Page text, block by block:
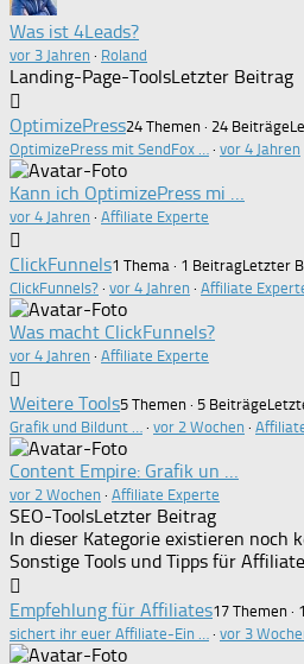
Was ist 4Leads?
vor 3 Jahren · Roland
Landing-Page-ToolsLetzter Beitrag
OptimizePress24 Themen · 24 Beiträge
OptimizePress mit SendFox …
· vor 4 Jahren
Kann ich OptimizePress mi …
vor 4 Jahren · Affiliate Experte
ClickFunnels1 Thema · 1 BeitragLetzter
ClickFunnels? · vor 4 Jahren · Affiliate
Was macht ClickFunnels?
vor 4 Jahren · Affiliate Experte
Weitere Tools5 Themen · 5 Beiträge
Grafik und Bildunt …
· vor 2 Wochen ·
Content Empire: Grafik un …
vor 2 Wochen · Affiliate Experte
SEO-ToolsLetzter Beitrag
In dieser Kategorie existieren noch
Sonstige Tools und Tipps für
Empfehlung für Affiliates17 Themen ·
sichert ihr euer Affiliate-Ein …
· vor 3